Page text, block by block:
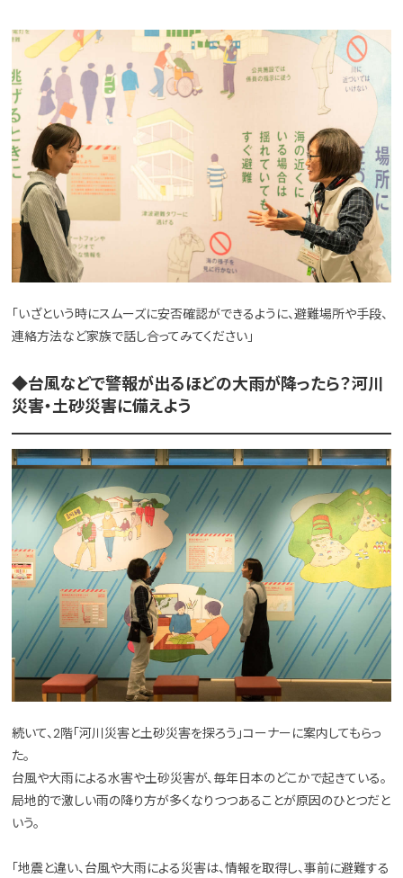
「いざという時にスムーズに安否確認ができるように、避難場所や手段、
連絡方法など家族で話し合ってみてください」
◆台風などで警報が出るほどの大雨が降ったら？河川
災害・土砂災害に備えよう
続いて、2階「河川災害と土砂災害を探ろう」コーナーに案内してもらっ
た。
台風や大雨による水害や土砂災害が、毎年日本のどこかで起きている。
局地的で激しい雨の降り方が多くなりつつあることが原因のひとつだと
いう。
「地震と違い、台風や大雨による災害は、情報を取得し、事前に避難する